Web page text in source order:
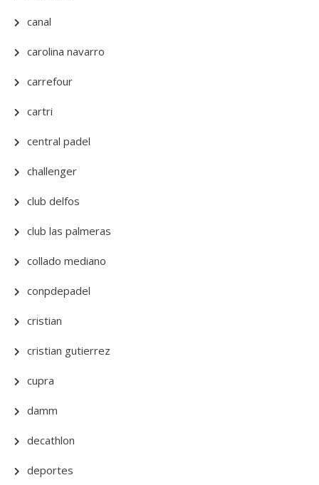
canal
carolina navarro
carrefour
cartri
central padel
challenger
club delfos
club las palmeras
collado mediano
conpdepadel
cristian
cristian gutierrez
cupra
damm
decathlon
deportes